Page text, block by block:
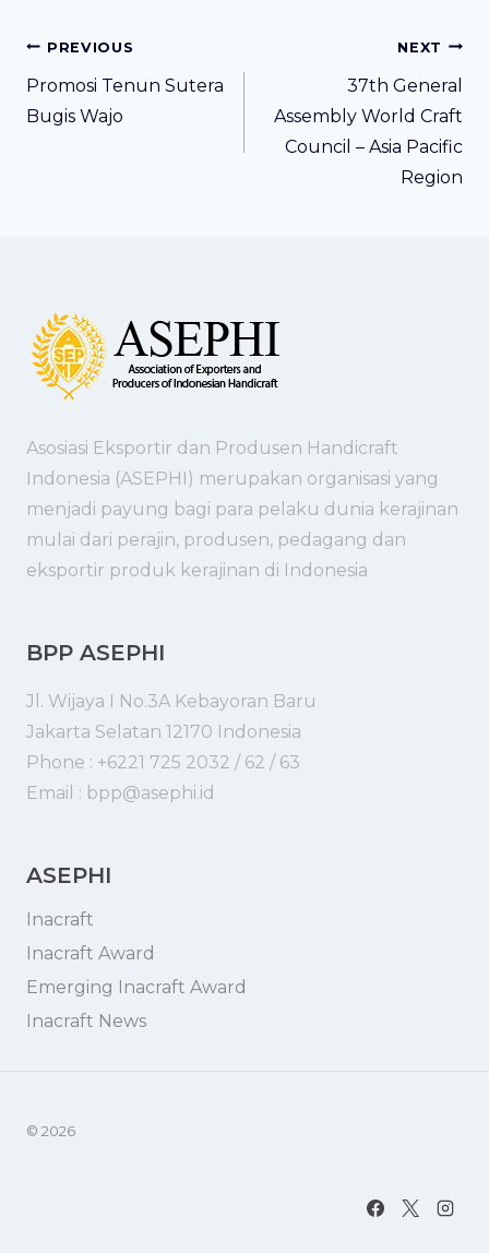
Post
navigation
PREVIOUS
Promosi Tenun Sutera
Bugis Wajo
NEXT
37th General
Assembly World Craft
Council – Asia Pacific
Region
Asosiasi Eksportir dan Produsen Handicraft
Indonesia (ASEPHI) merupakan organisasi yang
menjadi payung bagi para pelaku dunia kerajinan
mulai dari perajin, produsen, pedagang dan
eksportir produk kerajinan di Indonesia
BPP ASEPHI
Jl. Wijaya I No.3A Kebayoran Baru
Jakarta Selatan 12170 Indonesia
Phone : +6221 725 2032 / 62 / 63
Email : bpp@asephi.id
ASEPHI
Inacraft
Inacraft Award
Emerging Inacraft Award
Inacraft News
© 2026